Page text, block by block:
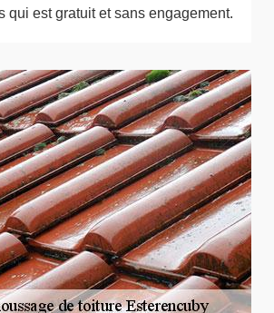
qui est gratuit et sans engagement.